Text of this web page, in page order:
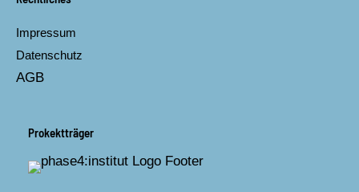
Impressum
Datenschutz
AGB
Prokektträger